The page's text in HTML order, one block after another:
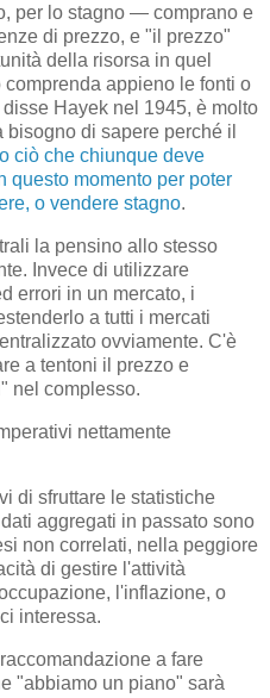
per lo stagno — comprano e
di prezzo, e "il prezzo"
della risorsa in quel
appieno le fonti o
Hayek nel 1945, è molto
di sapere perché il
ciò che chiunque deve
questo momento per poter
o vendere stagno.
la pensino allo stesso
Invece di utilizzare
errori in un mercato, i
a tutti i mercati
ovviamente. C'è
a tentoni il prezzo e
nel complesso.
nettamente
di sfruttare le statistiche
aggregati in passato sono
non correlati, nella peggiore
di gestire l'attività
l'inflazione, o
interessa.
a fare
"abbiamo un piano" sarà